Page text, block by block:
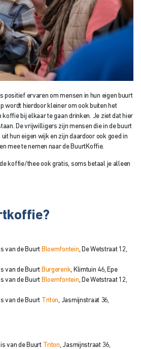
positief ervaren om mensen in hun eigen buurt
wordt hierdoor kleiner om ook buiten het
koffie bij elkaar te gaan drinken. Je ziet dat hier
De vrijwilligers zijn mensen die in de buurt
hun eigen wijk en zijn daardoor ook goed in
mee te nemen naar de BuurtKoffie.
koffie/thee ook gratis, soms betaal je alleen
van de Buurt Bloemfontein, De Wetstraat 12,
van de Buurt Burgerenk, Klimtuin 46, Epe
van de Buurt Bloemfontein, De Wetstraat 12,
van de Buurt
Triton, Jasmijnstraat 36,
van de Buurt Triton, Jasmijnstraat 36,